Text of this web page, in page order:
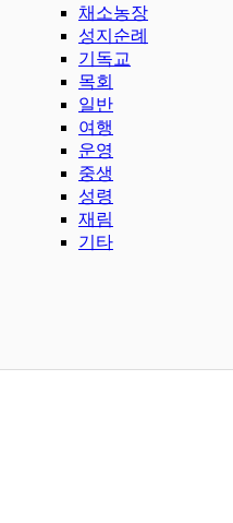
채소농장
성지순례
기독교
목회
일반
여행
운영
중생
성령
재림
기타